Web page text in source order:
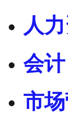
人
会计
市